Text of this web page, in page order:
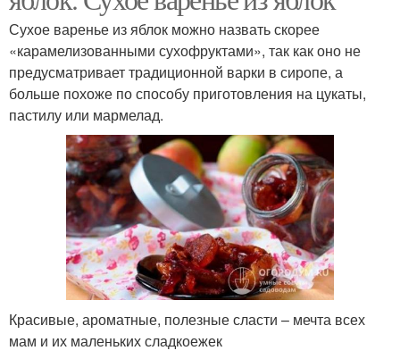
Сухое варенье из яблок можно назвать скорее
«карамелизованными сухофруктами», так как оно не
предусматривает традиционной варки в сиропе, а
больше похоже по способу приготовления на цукаты,
пастилу или мармелад.
Красивые, ароматные, полезные сласти – мечта всех
мам и их маленьких сладкоежек